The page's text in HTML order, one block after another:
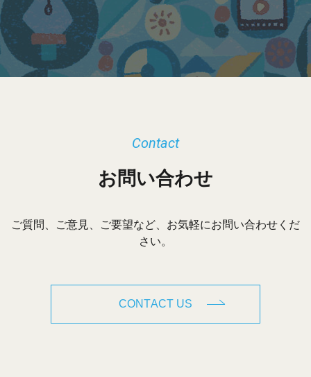
ブ
お問い合わせ
Contact
ご質問、ご意見、ご要望など、お気軽にお問い合わせくだ
さい。
CONTACT US